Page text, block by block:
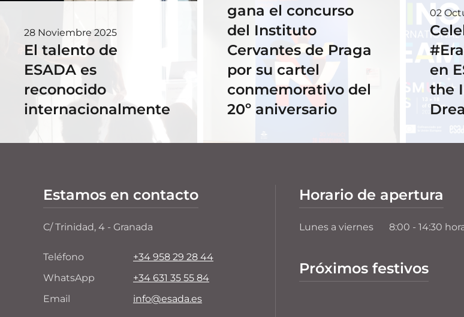
28 Noviembre 2025
El talento de
ESADA es
reconocido
internacionalmente
gana el concurso
del Instituto
Cervantes de Praga
por su cartel
conmemorativo del
20º aniversario
02
en
the
Estamos en contacto
C/ Trinidad, 4 - Granada
Teléfono
+34 958 29 28 44
WhatsApp
+34 631 35 55 84
Email
info@esada.es
Horario de apertura
Lunes a viernes 8:00 - 14:30
Próximos festivos